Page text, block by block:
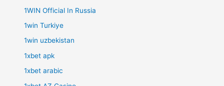
1WIN Official In Russia
1win Turkiye
1win uzbekistan
1xbet apk
1xbet arabic